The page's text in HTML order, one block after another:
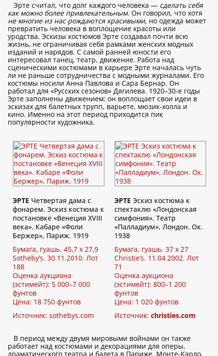
Эрте считал, что долг каждого человека — сделать себя
как можно более привлекательным. Он говорил, что хотя
не многие из нас рождаются красивыми, но одежда может
превратить человека в воплощение красоты или
уродства. Эскизы костюмов Эрте создавал почти всю
жизнь, не ограничивая себя рамками женских модных
изданий и нарядов. С самой ранней юности его
интересовал танец, театр, движение. Работа над
сценическими костюмами в карьере Эрте началась чуть
ли не раньше сотрудничества с модными журналами. Его
костюмы носили Анна Павлова и Сара Бернар. Он
работал для «Русских сезонов» Дягилева. 1920–30-е годы
Эрте заполнены движением: он воплощает свои идеи в
эскизах для балетных трупп, варьете, мюзик-холла и
кино. Именно на этот период приходится пик
популярности художника.
ЭРТЕ Четвертая дама с
фонарем. Эскиз костюма к
постановке «Венеция XVIII
века». Кабаре «Фоли
Бержер», Париж. 1919
Бумага, гуашь. 45,7 x 27,9
Sotheby’s. 30.11.2010. Лот
188
Оценка аукциона
(эстимейт): 5 000–7 000
фунтов
Цена: 18 750 фунтов
Источник: sothebys.com
ЭРТЕ Эскиз костюма к
спектаклю «Лондонская
симфония». Театр
«Палладиум», Лондон. Ок.
1938
Бумага, гуашь. 37 x 27
Christie’s. 11.04.2002. Лот
71
Оценка аукциона
(эстимейт): 800–1 200
фунтов
Цена: 1 020 фунтов
Источник: christies.com
В период между двумя мировыми войнами он также
работает над костюмами и декорациями для оперы,
драматического театра и балета в Париже, Монте-Карло,